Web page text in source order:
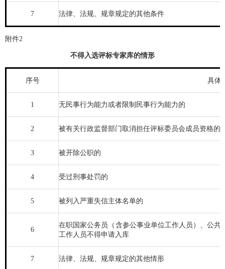
7 法律、法规、规章规定的其他条件
附件2
不得入选评标专家库的情形
序号 具体
1 无民事行为能力或者限制民事行为能力的
2 被有关行政监督部门取消担任评标委员会成员资格的
3 被开除公职的
4 受过刑事处罚的
5 被列入严重失信主体名单的
6
在职国家公务员（含参公事业单位工作人员）、公
工作人员不得申请入库
7 法律、法规、规章规定的其他情形